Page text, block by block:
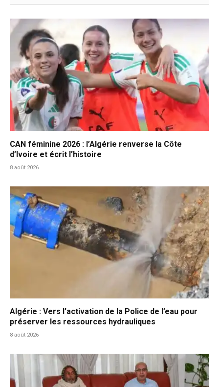
CAN féminine 2026 : l’Algérie renverse la Côte
d’Ivoire et écrit l’histoire
8 août 2026
Algérie : Vers l’activation de la Police de l’eau pour
préserver les ressources hydrauliques
8 août 2026